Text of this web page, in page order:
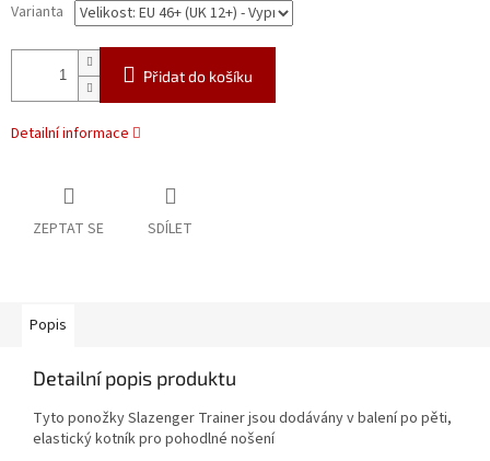
Varianta
Přidat do košíku
Detailní informace
ZEPTAT SE SDÍLET
Popis
Detailní popis produktu
Tyto ponožky Slazenger Trainer jsou dodávány v balení po pěti,
elastický kotník pro pohodlné nošení